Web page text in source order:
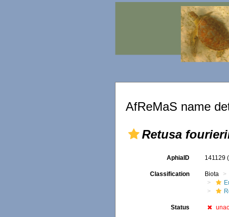
AfReMaS name
Retusa
AphiaID 141129
Classification Biota
Status